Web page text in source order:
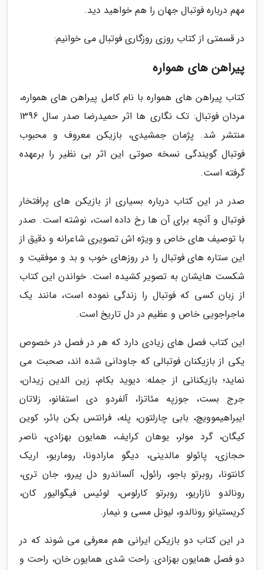
مهم درباره فوتبال جهان را هم خواهید دید.
در قسمتی از کتاب روزی روزگاری فوتبال می خوانیم:
پیراهن های همواره
کتاب پیراهن های همواره با نام کامل پیراهن های همواره،
مردان فوتبال: تک نگاری ها اثر حمیدرضا صدر سال 1396
منتشر شد. پژمان جمشیدی، بازیکن معروف و محبوب
فوتبال گویندگی نسخه صوتی این اثر بی نظیر را برعهده
گرفته است.
صدر در این کتاب درباره بسیاری از بازیکن های پرافتخار
فوتبال و آنچه برای آن ها رخ داده است، نوشته است. صدر
با توصیف های خاص و ویژه اش تصویری شاعرانه و دقیق از
این ستاره های فوتبال را در روزهای خوب و بد و موفقیت و
شکست هایشان به تصویر کشیده است. خواندن این کتاب
از زبان کسی که فوتبال را زندگی نموده است، مانند یک
ماجراجویی خاص و عظیم در دل تاریخ است.
این کتاب فصل های زیادی دارد که هر در فصل در خصوص
یکی از بازیکنان فوتبالی که جاودانی شده اند، صحبت می
نماید؛ بازیکنانی از جمله: دیوید بکام، زین الدین زیدان،
جرج بست، جوزپه مئاتزا، آلفردو دی استفانو، زلاتان
ایبراهیموویچ، بابی چارلتون، پله، فرانتس بکن بائر، کوین
کیگان، گرد مولر، یوهان کرایف، همایون بهزادی، ناصر
حجازی، پائولو مالدینی، دیگو مارادونا، روماریو، اریک
کانتونا، روبرتو باجو، رائول، آلساندرو دل پیرو، جان تری،
رونالدو نازاریو، روبرتو کارلوس، لوئیس فیگوالیور کان،
کریستیانو رونالدو، لیونل مسی و نیمار.
در این کتاب دو بازیکن ایرانی هم معرفی می شوند که در
دو فصل همایون بهزادی: راحت شدی همایون خان، راحت و